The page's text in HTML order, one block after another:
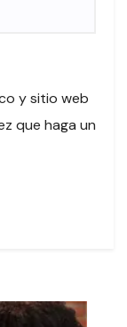
y sitio web
que haga un